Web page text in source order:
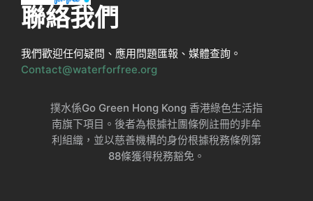
聯絡我們
我們歡迎任何疑問、應用問題匯報、媒體查詢。
Contact@waterforfree.org
撲水係Go Green Hong Kong 香港綠色生活指
南旗下項目。後者為根據社團條例註冊的非牟
利組織，並以慈善機構的身份根據稅務條例第
88條獲得稅務豁免。